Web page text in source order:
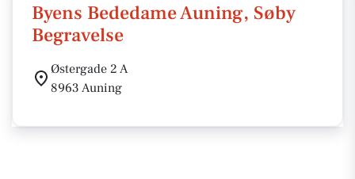
Byens Bededame Auning, Søby
Begravelse
Østergade 2 A
8963 Auning